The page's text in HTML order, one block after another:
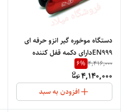
دستگاه موخوره گیر انزو حرفه ای
EN999دارای دکمه قفل کننده
دستگاه در دو رنگ مختلف قرمز و
مشکی دارای تیغ استیلی ضد زنگ
4,416,000
6%
4,140,000
افزودن به سبد